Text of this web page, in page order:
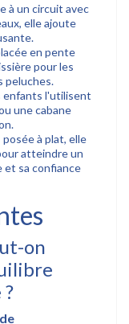
à un circuit avec
elle ajoute
en pente
pour les
peluches.
enfants l'utilisent
une cabane
posée à plat, elle
atteindre un
et sa confiance
on